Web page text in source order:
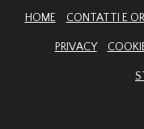
HOME CONTATTI E
PRIVACY